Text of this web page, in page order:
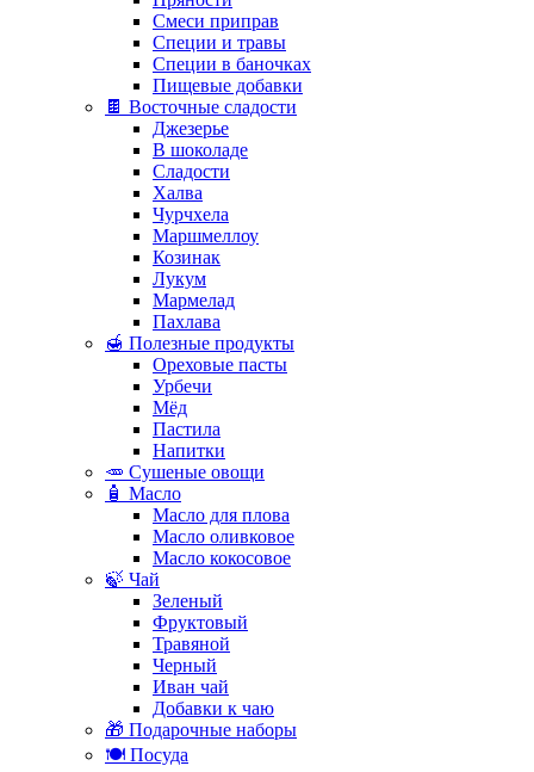
Смеси приправ
Специи и травы
Специи в баночках
Пищевые добавки
🍫 Восточные сладости
Джезерье
В шоколаде
Сладости
Халва
Чурчхела
Маршмеллоу
Козинак
Лукум
Мармелад
Пахлава
🍯 Полезные продукты
Ореховые пасты
Урбечи
Мёд
Пастила
Напитки
🥕 Сушеные овощи
🧴 Масло
Масло для плова
Масло оливковое
Масло кокосовое
🍃 Чай
Зеленый
Фруктовый
Травяной
Черный
Иван чай
Добавки к чаю
🎁 Подарочные наборы
🍽️ Посуда